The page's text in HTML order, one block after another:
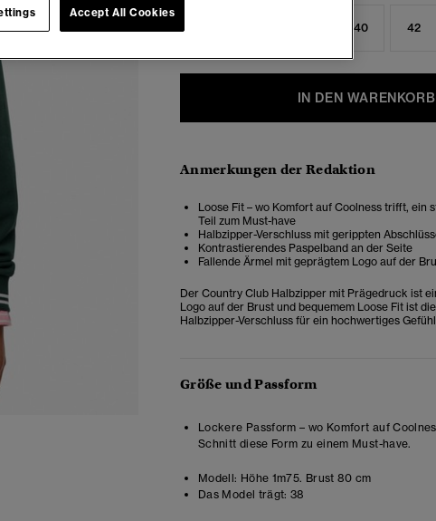
40 42
IN DEN
Anmerkungen der Redaktion
Loose Fit – wo Komfort auf Coolness trifft,
Teil zum Must-have
Halbzipper-Verschluss mit gerippten
Kontrastierendes Paspelband an der Seite
Fallende Ärmel mit geprägtem Logo auf der
Der Country Club Halbzipper mit Prägedruck ist
Logo auf der Brust und bequemem Loose Fit ist
Halbzipper-Verschluss für ein hochwertiges
Größe und Passform
Lockere Passform – wo Komfort auf
Schnitt diese Form zu einem Must-have.
Modell: Höhe 1m75. Brust 80 cm
Das Model trägt: 38
Accept All Cookies